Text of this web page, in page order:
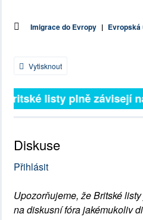
Imigrace do Evropy | Evropská
Vytisknout
Britské listy plně závisejí
Diskuse
Přihlásit
Upozorňujeme, že Britské
na diskusní fóra jakémukoliv